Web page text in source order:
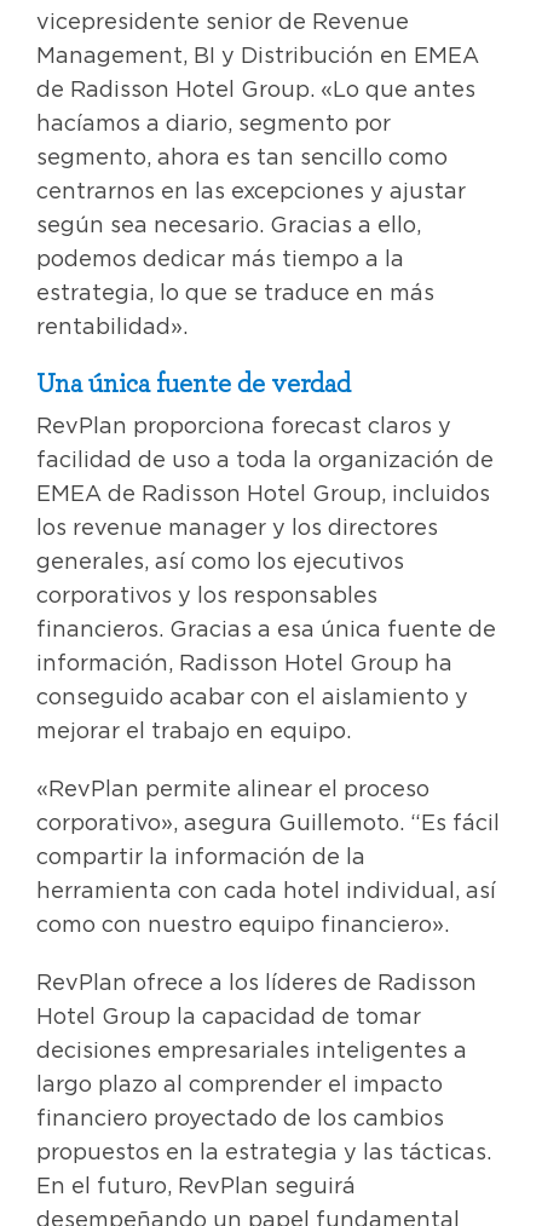
vicepresidente senior de Revenue
Management, BI y Distribución en EMEA
de Radisson Hotel Group. «Lo que antes
hacíamos a diario, segmento por
segmento, ahora es tan sencillo como
centrarnos en las excepciones y ajustar
según sea necesario. Gracias a ello,
podemos dedicar más tiempo a la
estrategia, lo que se traduce en más
rentabilidad».
Una única fuente de verdad
RevPlan proporciona forecast claros y
facilidad de uso a toda la organización de
EMEA de Radisson Hotel Group, incluidos
los revenue manager y los directores
generales, así como los ejecutivos
corporativos y los responsables
financieros. Gracias a esa única fuente de
información, Radisson Hotel Group ha
conseguido acabar con el aislamiento y
mejorar el trabajo en equipo.
«RevPlan permite alinear el proceso
corporativo», asegura Guillemoto. “Es fácil
compartir la información de la
herramienta con cada hotel individual, así
como con nuestro equipo financiero».
RevPlan ofrece a los líderes de Radisson
Hotel Group la capacidad de tomar
decisiones empresariales inteligentes a
largo plazo al comprender el impacto
financiero proyectado de los cambios
propuestos en la estrategia y las tácticas.
En el futuro, RevPlan seguirá
desempeñando un papel fundamental